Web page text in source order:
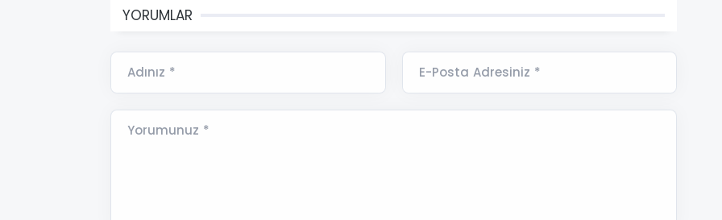
YORUMLAR
Adınız * E-Posta Adresiniz *
Yorumunuz *